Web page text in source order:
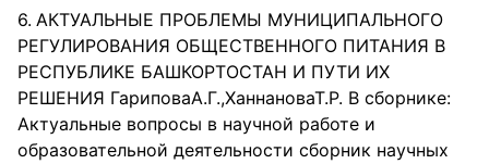
АКТУАЛЬНЫЕ ПРОБЛЕМЫ МУНИЦИПАЛЬНОГО
РЕГУЛИРОВАНИЯ ОБЩЕСТВЕННОГО ПИТАНИЯ В
РЕСПУБЛИКЕ БАШКОРТОСТАН И ПУТИ ИХ
РЕШЕНИЯ ГариповаА.Г.,ХаннановаТ.Р. В сборнике:
Актуальные вопросы в научной работе и
образовательной деятельности сборник научных